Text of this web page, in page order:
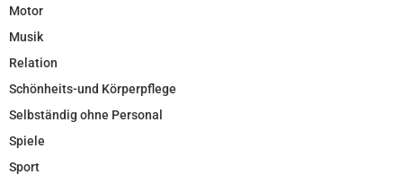
Motor
Musik
Relation
Schönheits-und Körperpflege
Selbständig ohne Personal
Spiele
Sport